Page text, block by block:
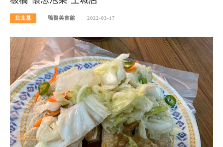
北北基 鴨鴨美食館 2022-03-17